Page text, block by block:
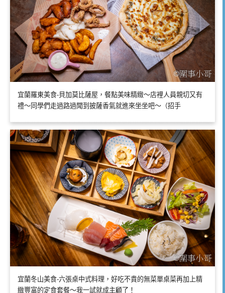
宜蘭羅東美食-貝加莫比薩屋，餐點美味精緻～店裡人員親切又有
禮～同學們走過路過聞到披薩香氣就進來坐坐吧～（招手
宜蘭冬山美食-六張桌中式料理，好吃不貴的無菜單桌菜再加上精
緻豐富的定食套餐～我一試就成主顧了！